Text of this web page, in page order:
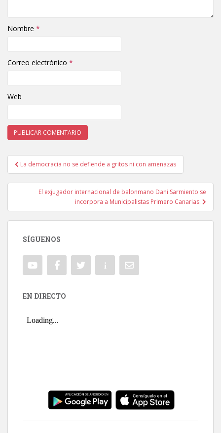
Nombre *
Correo electrónico *
Web
Navegación de entradas
La democracia no se defiende a gritos ni con amenazas
El exjugador internacional de balonmano Dani Sarmiento se
incorpora a Municipalistas Primero Canarias.
SÍGUENOS
EN DIRECTO